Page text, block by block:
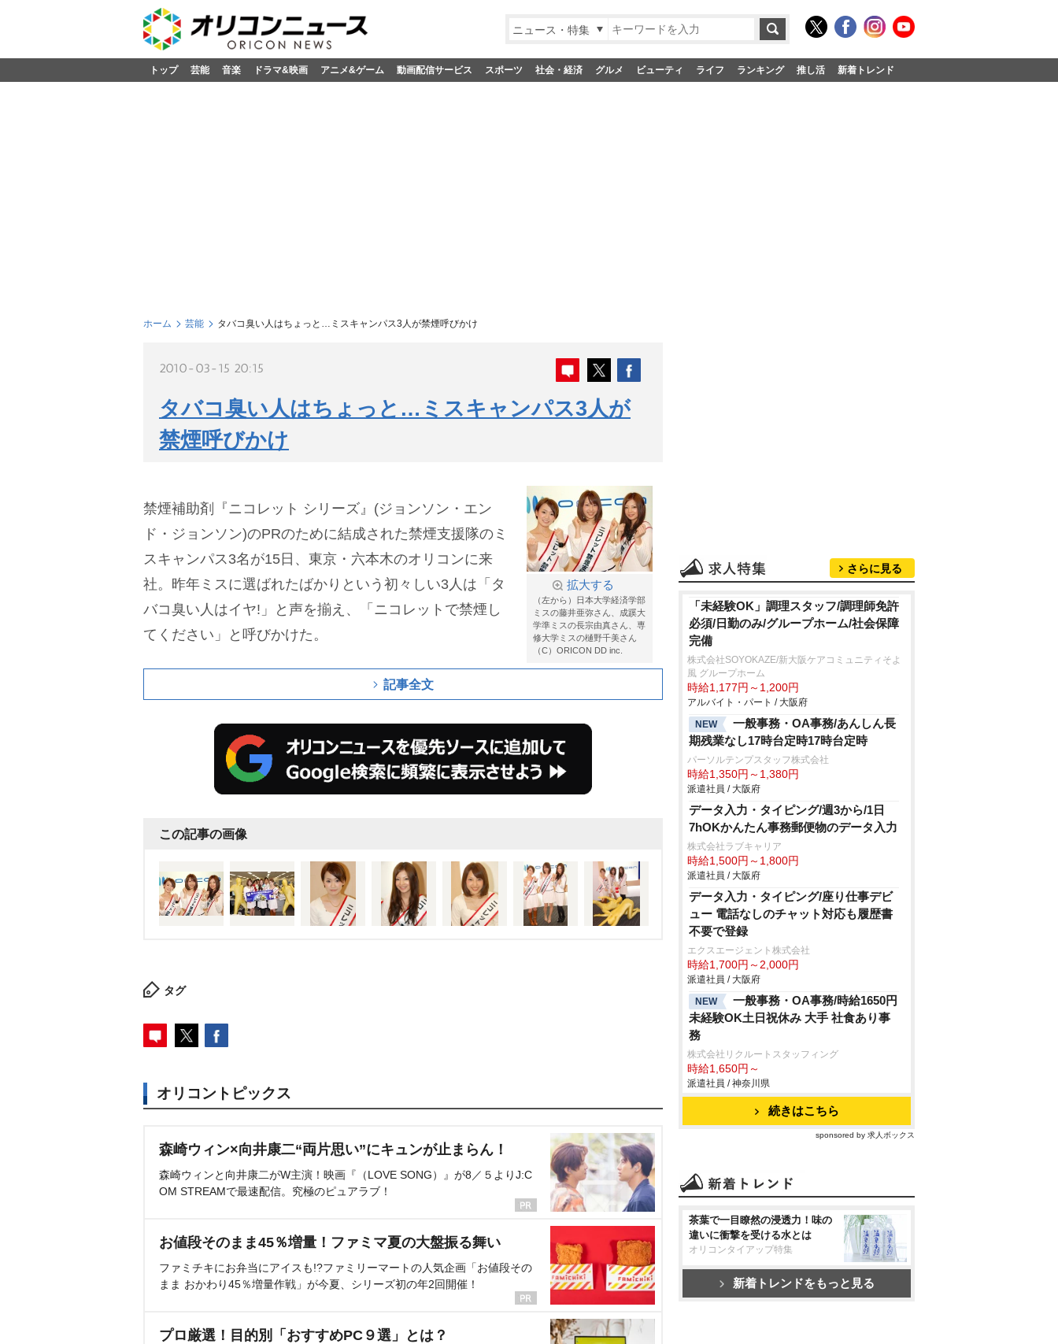
ニュース・特集
トップ 芸能 音楽 ドラマ&映画 アニメ&ゲーム 動画配信サービス スポーツ 社会・経済 グルメ ビューティ ライフ ランキング 推し活 新着トレンド
ホーム 芸能 タバコ臭い人はちょっと…ミスキャンパス3人が禁煙呼びかけ
2010-03-15 20:15
タバコ臭い人はちょっと…ミスキャンパス3人が
禁煙呼びかけ
拡大する
（左から）日本大学経済学部
ミスの藤井亜弥さん、成蹊大
学準ミスの長宗由真さん、専
修大学ミスの樋野千美さん
（C）ORICON DD inc.
禁煙補助剤『ニコレット シリーズ』(ジョンソン・エン
ド・ジョンソン)のPRのために結成された禁煙支援隊のミ
スキャンパス3名が15日、東京・六本木のオリコンに来
社。昨年ミスに選ばれたばかりという初々しい3人は「タ
バコ臭い人はイヤ!」と声を揃え、「ニコレットで禁煙し
てください」と呼びかけた。
記事全文
この記事の画像
タグ
オリコントピックス
森崎ウィン×向井康二“両片思い”にキュンが止まらん！
森崎ウィンと向井康二がW主演！映画『（LOVE SONG）』が8／５よりJ:C
OM STREAMで最速配信。究極のピュアラブ！
お値段そのまま45％増量！ファミマ夏の大盤振る舞い
ファミチキにお弁当にアイスも!?ファミリーマートの人気企画「お値段その
まま おかわり45％増量作戦」が今夏、シリーズ初の年2回開催！
プロ厳選！目的別「おすすめPC９選」とは？
さらに見る
「未経験OK」調理スタッフ/調理師免許
必須/日勤のみ/グループホーム/社会保障
完備
株式会社SOYOKAZE/新大阪ケアコミュニティそよ
風 グループホーム
時給1,177円～1,200円
アルバイト・パート / 大阪府
NEW
一般事務・OA事務/あんしん長
期残業なし17時台定時17時台定時
パーソルテンプスタッフ株式会社
時給1,350円～1,380円
派遣社員 / 大阪府
データ入力・タイピング/週3から/1日
7hOKかんたん事務郵便物のデータ入力
株式会社ラブキャリア
時給1,500円～1,800円
派遣社員 / 大阪府
データ入力・タイピング/座り仕事デビ
ュー 電話なしのチャット対応も履歴書
不要で登録
エクスエージェント株式会社
時給1,700円～2,000円
派遣社員 / 大阪府
NEW
一般事務・OA事務/時給1650円
未経験OK土日祝休み 大手 社食あり事
務
株式会社リクルートスタッフィング
時給1,650円～
派遣社員 / 神奈川県
続きはこちら
sponsored by 求人ボックス
茶葉で一目瞭然の浸透力！味の
違いに衝撃を受ける水とは
オリコンタイアップ特集
新着トレンドをもっと見る